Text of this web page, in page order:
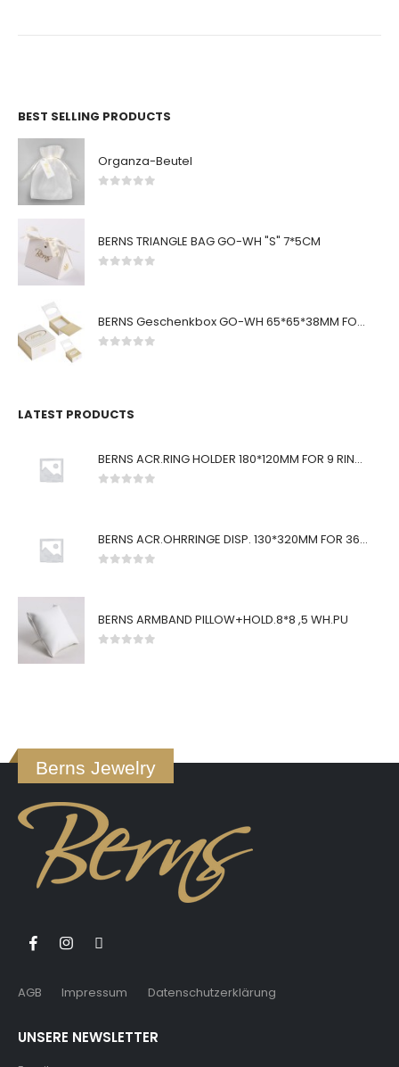
BEST SELLING PRODUCTS
Organza-Beutel
BERNS TRIANGLE BAG GO-WH "S" 7*5CM
BERNS Geschenkbox GO-WH 65*65*38MM FOR SMALL SETS
LATEST PRODUCTS
BERNS ACR.RING HOLDER 180*120MM FOR 9 RINGS
BERNS ACR.OHRRINGE DISP. 130*320MM FOR 36 PAIRS
BERNS ARMBAND PILLOW+HOLD.8*8 ,5 WH.PU
Berns Jewelry
AGB Impressum Datenschutzerklärung
UNSERE NEWSLETTER